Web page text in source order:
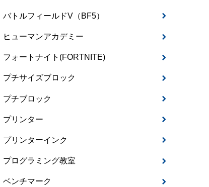
バトルフィールドV（BF5）
ヒューマンアカデミー
フォートナイト(FORTNITE)
プチサイズブロック
プチブロック
プリンター
プリンターインク
プログラミング教室
ベンチマーク